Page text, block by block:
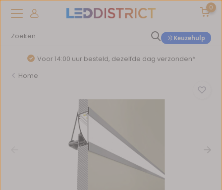
0
Keuzehulp
Voor 14:00 uur besteld, dezelfde dag verzonden*
Home